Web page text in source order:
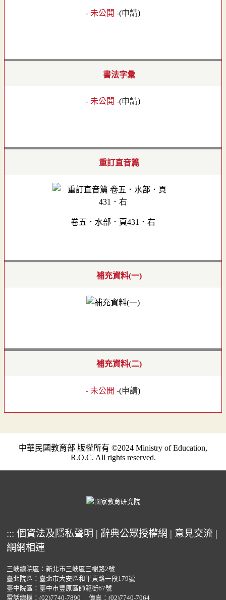
- 未公開 -(申請)
書法字彙
- 未公開 -(申請)
重訂直音篇
卷五．水部．頁431．右
補充資料(一)
補充資料(二)
- 未公開 -(申請)
中華民國教育部 版權所有 ©2024 Ministry of Education,
R.O.C. All rights reserved.
::: 個資法及隱私聲明 | 辭典公眾授權網 | 意見交流 |
網網相連
三峽總院區：新北市三峽區三樹路2號
臺北院區：臺北市大安區和平東路一段179號
臺中院區：臺中市豐原區師範街67號
電話總機： (02)7740-7890 傳真：(02)7740-7064